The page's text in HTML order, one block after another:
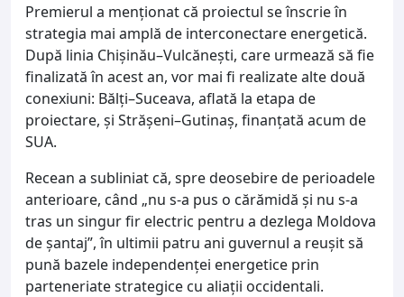
Premierul a menționat că proiectul se înscrie în
strategia mai amplă de interconectare energetică.
După linia Chișinău–Vulcănești, care urmează să fie
finalizată în acest an, vor mai fi realizate alte două
conexiuni: Bălți–Suceava, aflată la etapa de
proiectare, și Strășeni–Gutinaș, finanțată acum de
SUA.
Recean a subliniat că, spre deosebire de perioadele
anterioare, când „nu s-a pus o cărămidă și nu s-a
tras un singur fir electric pentru a dezlega Moldova
de șantaj”, în ultimii patru ani guvernul a reușit să
pună bazele independenței energetice prin
parteneriate strategice cu aliații occidentali.